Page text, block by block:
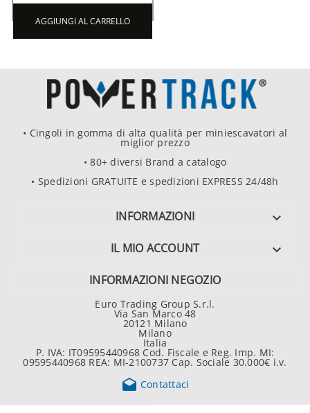
AGGIUNGI AL CARRELLO
• Cingoli in gomma di alta qualità per miniescavatori al
miglior prezzo
• 80+ diversi Brand a catalogo
• Spedizioni GRATUITE e spedizioni EXPRESS 24/48h
INFORMAZIONI 
IL MIO ACCOUNT 
INFORMAZIONI NEGOZIO
Euro Trading Group S.r.l.
Via San Marco 48
20121 Milano
Milano
Italia
P. IVA: IT09595440968 Cod. Fiscale e Reg. Imp. MI:
09595440968 REA: MI-2100737 Cap. Sociale 30.000€ i.v.
 Contattaci